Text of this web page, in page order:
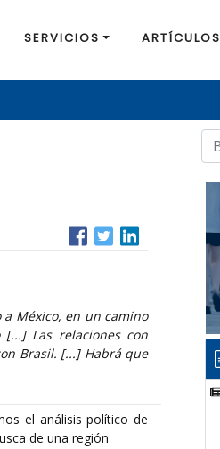
SERVICIOS ARTÍCULOS
México, en un camino
Las relaciones con
Brasil. [...] Habrá que
el análisis político de
de una región